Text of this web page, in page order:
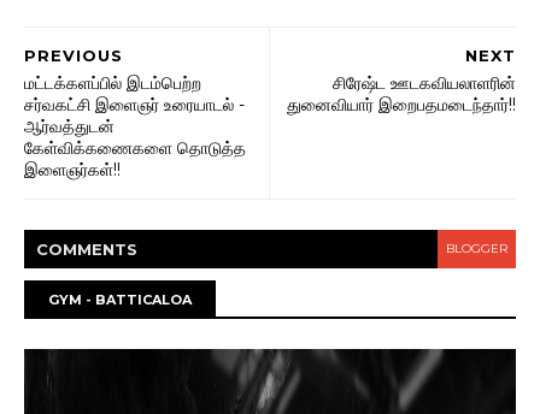
NEXT
சிரேஷ்ட ஊடகவியலாளரின்
துனைவியார் இறைபதமடைந்தார்!!
PREVIOUS
மட்டக்களப்பில் இடம்பெற்ற
சர்வகட்சி இளைஞர் உரையாடல் -
ஆர்வத்துடன்
கேள்விக்கணைகளை தொடுத்த
இளைஞர்கள்!!
COMMENTS BLOGGER
GYM - BATTICALOA